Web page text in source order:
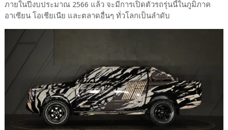
ภายในปีงบประมาณ 2566 แล้ว จะมีการเปิดตัวรถรุ่นนี้ในภูมิภาค
อาเซียน โอเชียเนีย และตลาดอื่นๆ ทั่วโลกเป็นลำดับ